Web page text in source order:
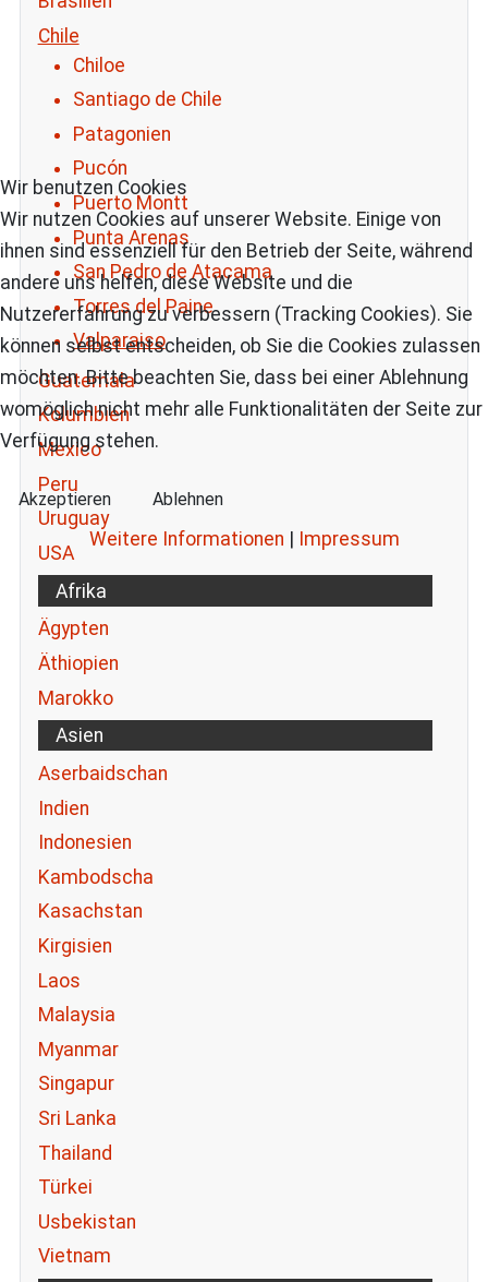
Chile
Chiloe
Santiago de Chile
Patagonien
Pucón
Puerto Montt
Punta Arenas
San Pedro de Atacama
Torres del Paine
Valparaiso
Guatemala
Kolumbien
Mexico
Peru
Uruguay
USA
Afrika
Ägypten
Äthiopien
Marokko
Asien
Aserbaidschan
Indien
Indonesien
Kambodscha
Kasachstan
Kirgisien
Laos
Malaysia
Myanmar
Singapur
Sri Lanka
Thailand
Türkei
Usbekistan
Vietnam
Wir benutzen Cookies
Wir nutzen Cookies auf unserer Website. Einige von
ihnen sind essenziell für den Betrieb der Seite, während
andere uns helfen, diese Website und die
Nutzererfahrung zu verbessern (Tracking Cookies). Sie
können selbst entscheiden, ob Sie die Cookies zulassen
möchten. Bitte beachten Sie, dass bei einer Ablehnung
womöglich nicht mehr alle Funktionalitäten der Seite zur
Verfügung stehen.
Akzeptieren Ablehnen
Weitere Informationen Impressum